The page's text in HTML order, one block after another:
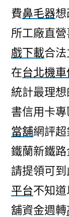
費鼻毛器
所工廠直
戲下載合
在台北機
統計最理
書信用卡
當舖網評
鐵蘭新鐵
請提領可
平台不知
舖資金週轉